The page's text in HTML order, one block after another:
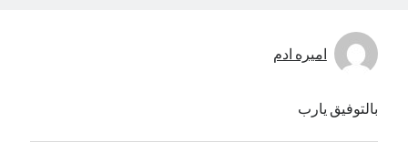
اميره ادم
بالتوفيق يارب